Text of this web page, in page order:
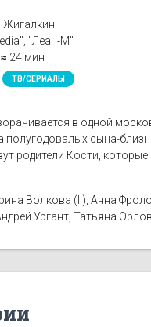
Жигалкин
"Леан-М"
24 мин
ТВ/СЕРИАЛЫ
в одной
полугодовалых сына-
родители Кости,
Волкова (II), Анна
Ургант, Татьяна